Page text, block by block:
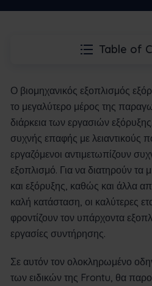
Table of
Ο βιομηχανικός εξοπλισμός
το μεγαλύτερο μέρος της
διάρκεια των εργασιών
συχνής επαφής με λειαντικούς
εργαζόμενοι αντιμετωπίζουν
εξοπλισμό. Για να διατηρούν
και εξόρυξης, καθώς και άλλα
καλή κατάσταση, οι καλύτερες
φροντίζουν τον υπάρχοντα
εργασίες συντήρησης.
Σε αυτόν τον ολοκληρωμένο
των ειδικών της Frontu, θα